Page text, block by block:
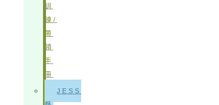
訓
練/
帶
領
手
冊
JESS